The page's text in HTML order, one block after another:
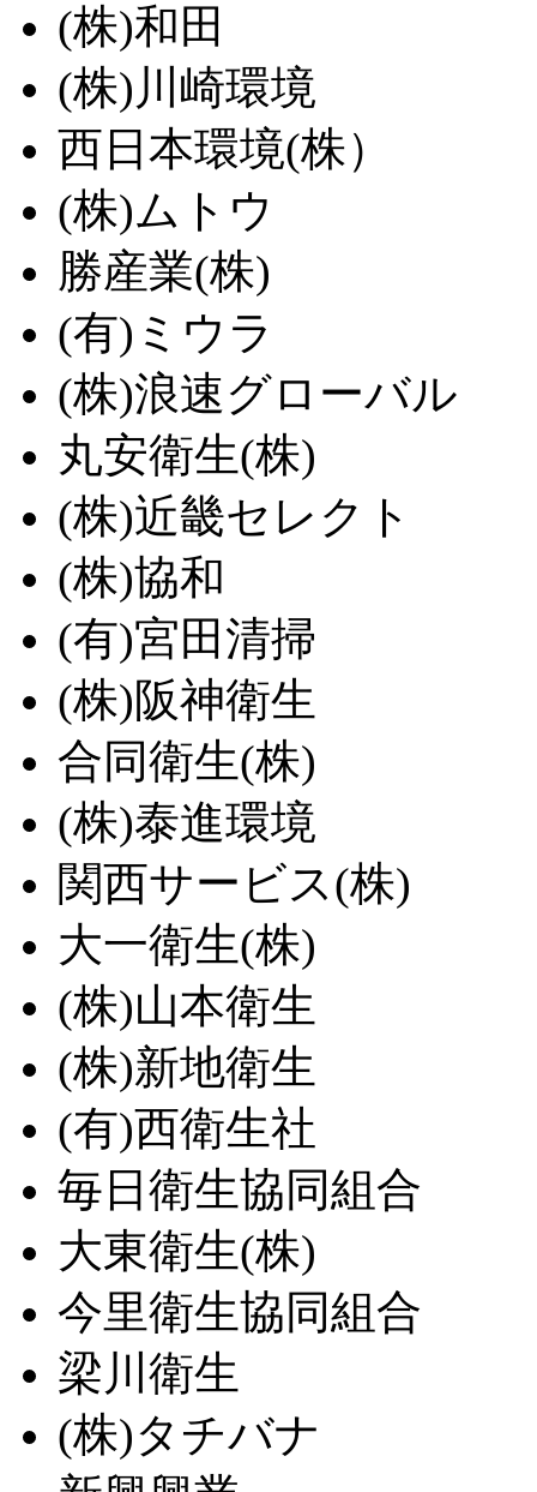
(株)和田
(株)川崎環境
西日本環境(株）
(株)ムトウ
勝産業(株)
(有)ミウラ
(株)浪速グローバル
丸安衛生(株)
(株)近畿セレクト
(株)協和
(有)宮田清掃
(株)阪神衛生
合同衛生(株)
(株)泰進環境
関西サービス(株)
大一衛生(株)
(株)山本衛生
(株)新地衛生
(有)西衛生社
毎日衛生協同組合
大東衛生(株)
今里衛生協同組合
梁川衛生
(株)タチバナ